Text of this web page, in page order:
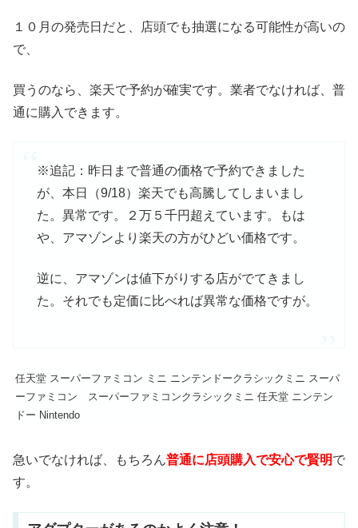
１０月の発売日だと、店頭でも抽選になる可能性が高いの
で、
買うのなら、楽天で予約が確実です。業者でなければ、普
通に購入できます。
※追記：昨日まで普通の価格で予約できました
が、本日（9/18）楽天でも高騰してしまいまし
た。異常です。２万５千円超えています。もは
や、アマゾンより楽天の方がひどい価格です。
逆に、アマゾンは値下がりする店がでてきまし
た。それでも定価に比べれば異常な価格ですが。
任天堂 スーパーファミコン ミニ ニンテンドークラシックミニ スーパ
ーファミコン スーパーファミコンクラシックミニ 任天堂 ニンテン
ドー Nintendo
急いでなければ、もちろん普通に店頭購入で安心で賢明で
す。